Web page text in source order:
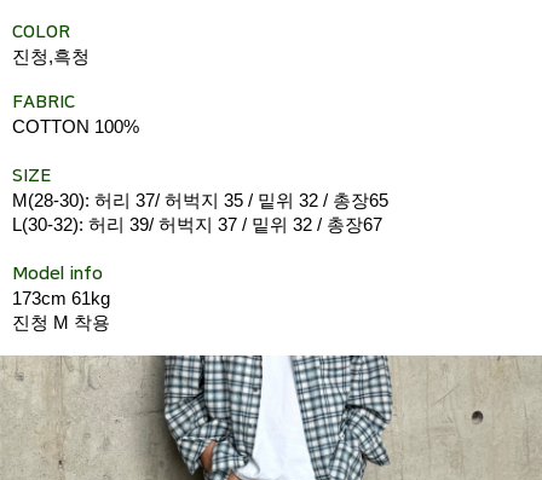
COLOR
진청,흑청
FABRIC
COTTON 100%
SIZE
M(28-30): 허리 37/ 허벅지 35 / 밑위 32 / 총장65
L(30-32): 허리 39/ 허벅지 37 / 밑위 32 / 총장67
Model info
173cm 61kg
진청 M 착용